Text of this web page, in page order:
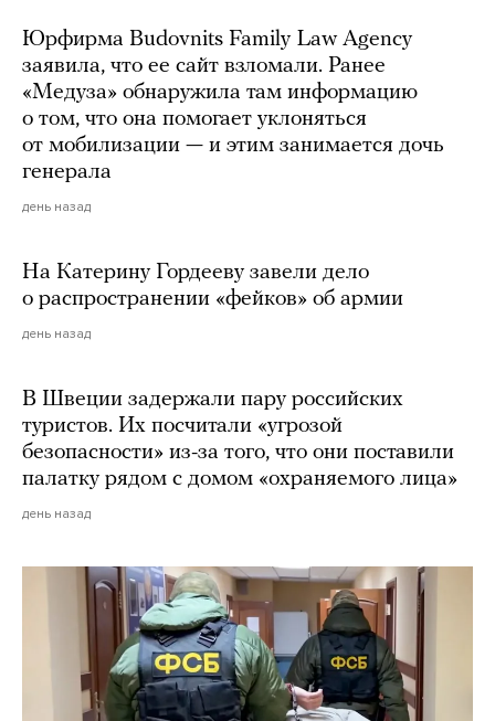
Юрфирма Budovnits Family Law Agency
заявила, что ее сайт взломали. Ранее
«Медуза» обнаружила там информацию
о том, что она помогает уклоняться
от мобилизации — и этим занимается дочь
генерала
день назад
На Катерину Гордееву завели дело
о распространении «фейков» об армии
день назад
В Швеции задержали пару российских
туристов. Их посчитали «угрозой
безопасности» из-за того, что они поставили
палатку рядом с домом «охраняемого лица»
день назад